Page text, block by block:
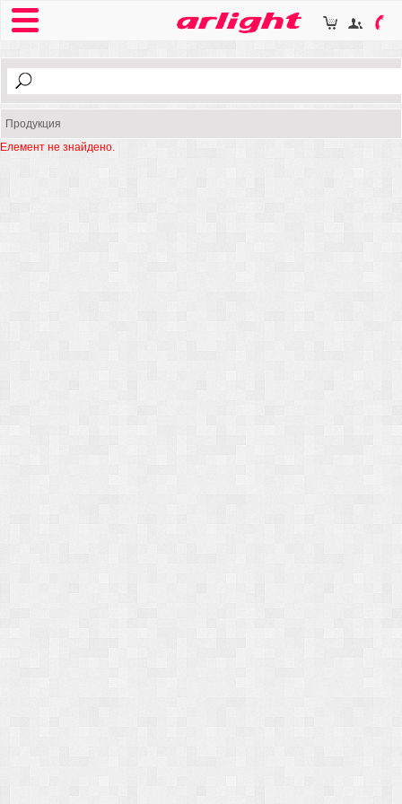
Продукция
Елемент не знайдено.